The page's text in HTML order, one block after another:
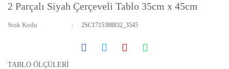
2 Parçalı Siyah Çerçeveli Tablo 35cm x 45cm
Stok Kodu 2SC1715388832_3545
TABLO ÖLÇÜLERİ